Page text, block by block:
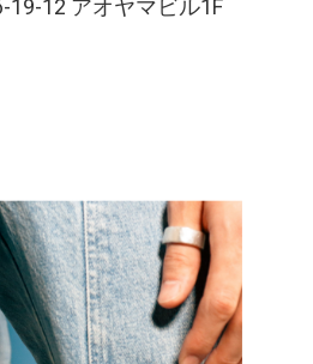
12 アオヤマビル1F